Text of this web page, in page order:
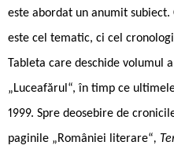
este abordat un anumit
este cel tematic, ci cel
Tableta care deschide volumul
„Luceafărul“, în timp ce
1999. Spre deosebire de
paginile „României literare“,